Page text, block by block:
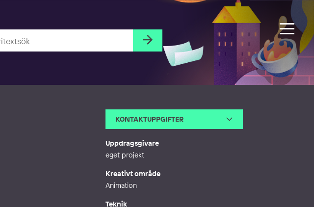
KONTAKTUPPGIFTER
Webb http://ellenlagerson.se
Uppdragsgivare
eget projekt
Kreativt område
Animation
Teknik